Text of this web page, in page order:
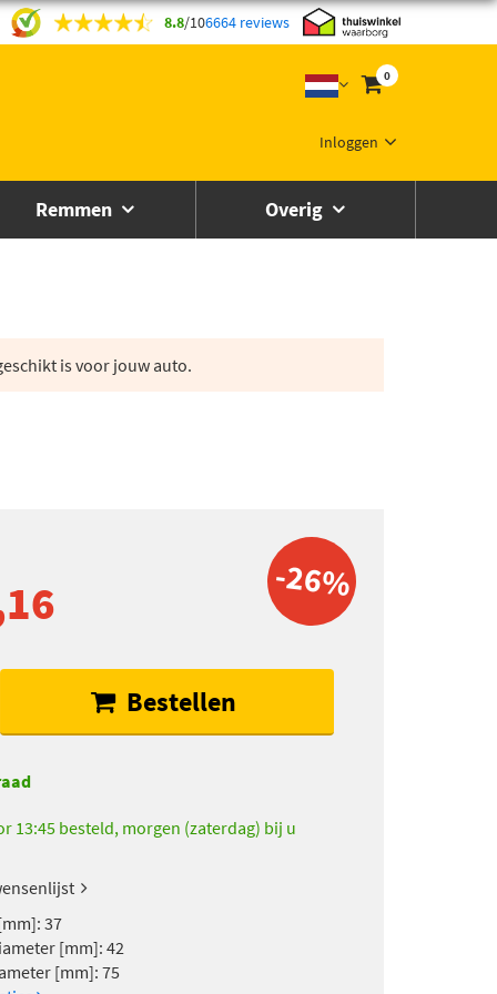
8.8/106664 reviews
0
Inloggen
Remmen Overig
is voor jouw auto.
-26%
Bestellen
13:45 besteld, morgen (zaterdag) bij u
37
[mm]: 42
[mm]: 75